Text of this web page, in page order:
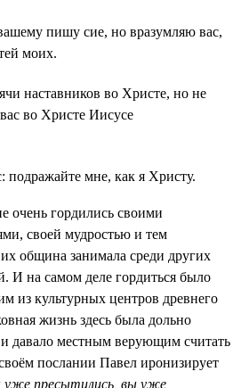
пишу сие, но вразумляю вас,
моих.
наставников во Христе, но не
во Христе Иисусе
подражайте мне, как я Христу.
очень гордились своими
своей мудростью и тем
община занимала среди других
И на самом деле гордиться было
из культурных центров древнего
жизнь здесь была дольно
давало местным верующим считать
послании Павел иронизирует
уже пресытились, вы уже